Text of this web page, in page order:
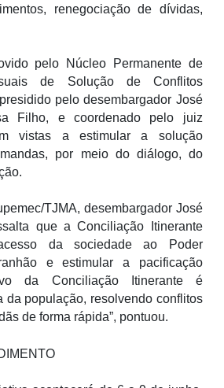
renegociação de dívidas,
pelo Núcleo Permanente de
de Solução de Conflitos
pelo desembargador José
Filho, e coordenado pelo juiz
vistas a estimular a solução
por meio do diálogo, do
TJMA, desembargador José
que a Conciliação Itinerante
da sociedade ao Poder
e estimular a pacificação
da Conciliação Itinerante é
da população, resolvendo conflitos
de forma rápida”, pontuou.